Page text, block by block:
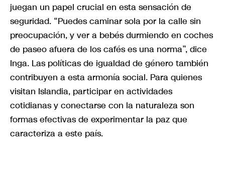
juegan un papel crucial en esta sensación de
seguridad. “Puedes caminar sola por la calle sin
preocupación, y ver a bebés durmiendo en coches
de paseo afuera de los cafés es una norma”, dice
Inga. Las políticas de igualdad de género también
contribuyen a esta armonía social. Para quienes
visitan Islandia, participar en actividades
cotidianas y conectarse con la naturaleza son
formas efectivas de experimentar la paz que
caracteriza a este país.